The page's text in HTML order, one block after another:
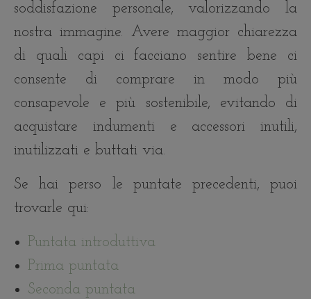
soddisfazione personale, valorizzando la
nostra immagine. Avere maggior chiarezza
di quali capi ci facciano sentire bene ci
consente di comprare in modo più
consapevole e più sostenibile, evitando di
acquistare indumenti e accessori inutili,
inutilizzati e buttati via.
Se hai perso le puntate precedenti, puoi
trovarle qui:
Puntata introduttiva
Prima puntata
Seconda puntata